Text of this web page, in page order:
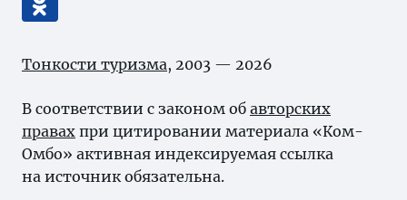
Тонкости туризма, 2003 — 2026
В соответствии с законом об авторских
правах при цитировании материала «Ком-
Омбо» активная индексируемая ссылка
на источник обязательна.